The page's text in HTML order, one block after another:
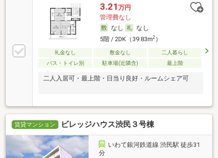
3.21 万円
管理費なし
なし
なし
5階 / 2DK（39.83m2）
礼金なし 敷金なし
二人暮らし
バス・トイレ別
駐車場(近隣含) 最上階
二人入居可・最上階・日当り良好・ルームシェア可
賃貸マンション ビレッジハウス渋民３号棟
いわて銀河鉄道線 渋民駅 徒歩31
分